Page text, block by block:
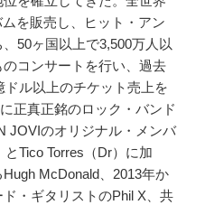
を販売し、ヒット・アン
50ヶ国以上で3,500万人以
のコンサートを行い、過去
ル以上のチケット売上を
正真正銘のロック・バンド
JOVIのオリジナル・メンバ
Tico Torres（Dr）に加
McDonald、2013年か
・ギタリストのPhil X、共